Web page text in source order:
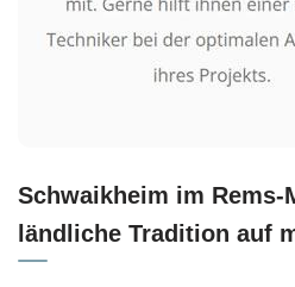
Schwaikheim im Rems-
ländliche Tradition auf